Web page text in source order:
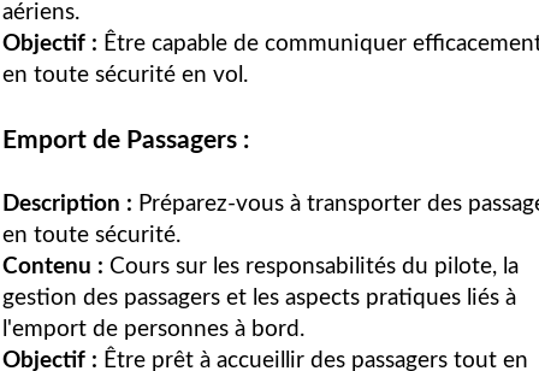
aériens.
Objectif : Être capable de communiquer
en toute sécurité en vol.
Emport de Passagers :
Description : Préparez-vous à transporter des
en toute sécurité.
Contenu : Cours sur les responsabilités du pilote, la
gestion des passagers et les aspects pratiques liés à
l'emport de personnes à bord.
Objectif : Être prêt à accueillir des passagers tout en